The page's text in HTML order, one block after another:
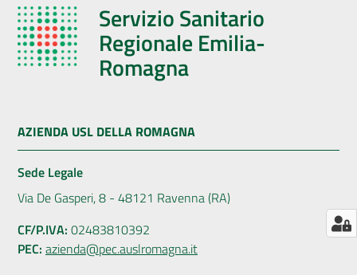
dei
Servizi
Dedicato
Bandi
Servizio Sanitario
Regionale Emilia-
Romagna
AZIENDA USL DELLA ROMAGNA
Sede Legale
Via De Gasperi, 8 - 48121 Ravenna (RA)
CF/P.IVA: 02483810392
PEC: azienda@pec.auslromagna.it